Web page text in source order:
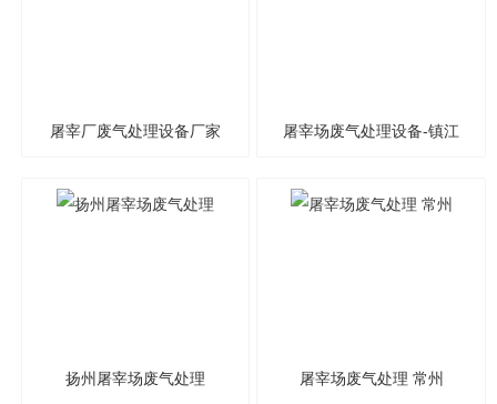
屠宰厂废气处理设备厂家 屠宰场废气处理设备-镇江
扬州屠宰场废气处理 屠宰场废气处理 常州